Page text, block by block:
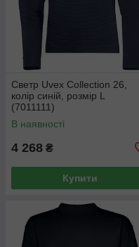
Светр Uvex Collection 26,
колір синій, розмір L
(7011111)
В наявності
4 268 ₴
Купити